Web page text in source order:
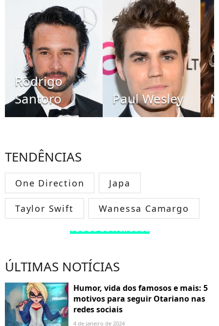
Rodrigo
Santoro
Paul Wesley
TENDÊNCIAS
One Direction Japa
Taylor Swift Wanessa Camargo
TODOS OS FAMOSOS
ÚLTIMAS NOTÍCIAS
Humor, vida dos famosos e mais: 5
motivos para seguir Otariano nas
redes sociais
4 de janeiro de 2024